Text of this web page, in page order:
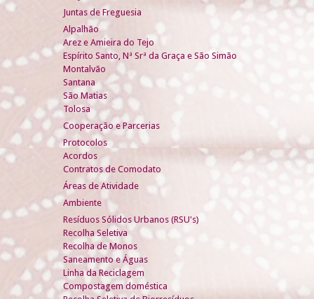
Juntas de Freguesia
Alpalhão
Arez e Amieira do Tejo
Espírito Santo, Nª Srª da Graça e São Simão
Montalvão
Santana
São Matias
Tolosa
Cooperação e Parcerias
Protocolos
Acordos
Contratos de Comodato
Áreas de Atividade
Ambiente
Resíduos Sólidos Urbanos (RSU's)
Recolha Seletiva
Recolha de Monos
Saneamento e Águas
Linha da Reciclagem
Compostagem doméstica